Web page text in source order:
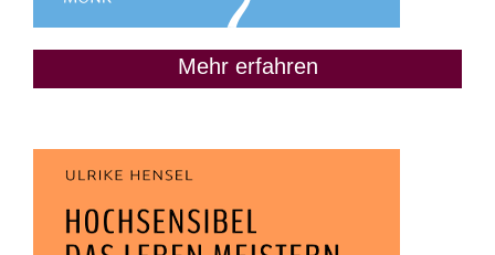
Mehr erfahren